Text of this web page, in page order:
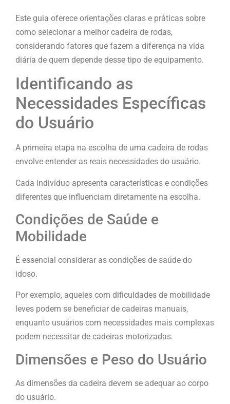
Este guia oferece orientações claras e práticas sobre
como selecionar a melhor cadeira de rodas,
considerando fatores que fazem a diferença na vida
diária de quem depende desse tipo de equipamento.
Identificando as
Necessidades Específicas
do Usuário
A primeira etapa na escolha de uma cadeira de rodas
envolve entender as reais necessidades do usuário.
Cada indivíduo apresenta características e condições
diferentes que influenciam diretamente na escolha.
Condições de Saúde e
Mobilidade
É essencial considerar as condições de saúde do
idoso.
Por exemplo, aqueles com dificuldades de mobilidade
leves podem se beneficiar de cadeiras manuais,
enquanto usuários com necessidades mais complexas
podem necessitar de cadeiras motorizadas.
Dimensões e Peso do Usuário
As dimensões da cadeira devem se adequar ao corpo
do usuário.